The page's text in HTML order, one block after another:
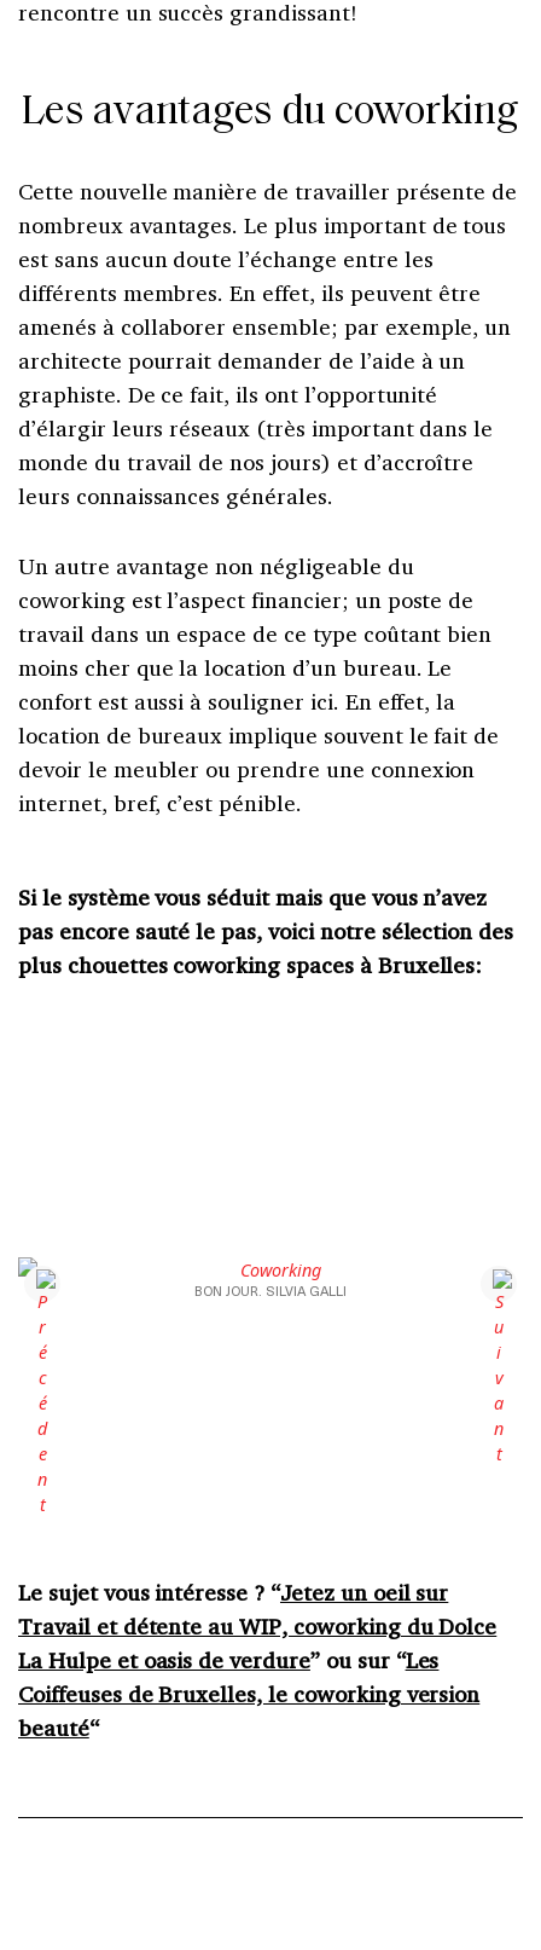
rencontre un succès grandissant!
Les avantages du coworking
Cette nouvelle manière de travailler présente de
nombreux avantages. Le plus important de tous
est sans aucun doute l’échange entre les
différents membres. En effet, ils peuvent être
amenés à collaborer ensemble; par exemple, un
architecte pourrait demander de l’aide à un
graphiste. De ce fait, ils ont l’opportunité
d’élargir leurs réseaux (très important dans le
monde du travail de nos jours) et d’accroître
leurs connaissances générales.
Un autre avantage non négligeable du
coworking est l’aspect financier; un poste de
travail dans un espace de ce type coûtant bien
moins cher que la location d’un bureau. Le
confort est aussi à souligner ici. En effet, la
location de bureaux implique souvent le fait de
devoir le meubler ou prendre une connexion
internet, bref, c’est pénible.
Si le système vous séduit mais que vous n’avez
pas encore sauté le pas, voici notre sélection des
plus chouettes coworking spaces à Bruxelles:
BON JOUR. SILVIA GALLI
Le sujet vous intéresse ? “Jetez un oeil sur
Travail et détente au WIP, coworking du Dolce
La Hulpe et oasis de verdure” ou sur “Les
Coiffeuses de Bruxelles, le coworking version
beauté“